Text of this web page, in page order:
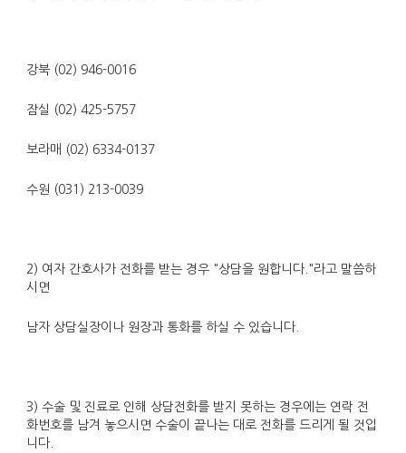
강북 (02) 946-0016
잠실 (02) 425-5757
보라매 (02) 6334-0137
수원 (031) 213-0039
2) 여자 간호사가 전화를 받는 경우 "상담을 원합니다."라고 말씀하
시면
남자 상담실장이나 원장과 통화를 하실 수 있습니다.
3) 수술 및 진료로 인해 상담전화를 받지 못하는 경우에는 연락 전
화번호를 남겨 놓으시면 수술이 끝나는 대로 전화를 드리게 될 것입
니다.